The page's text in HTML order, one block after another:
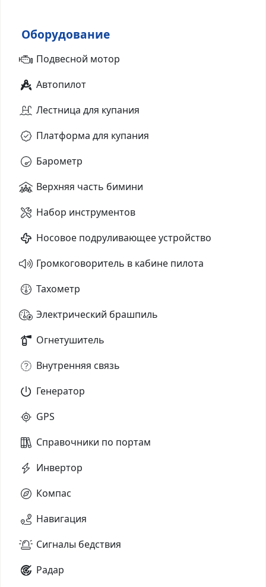
Оборудование
Подвесной мотор
Автопилот
Лестница для купания
Платформа для купания
Барометр
Верхняя часть бимини
Набор инструментов
Носовое подруливающее устройство
Громкоговоритель в кабине пилота
Тахометр
Электрический брашпиль
Огнетушитель
Внутренняя связь
Генератор
GPS
Справочники по портам
Инвертор
Компас
Навигация
Сигналы бедствия
Радар